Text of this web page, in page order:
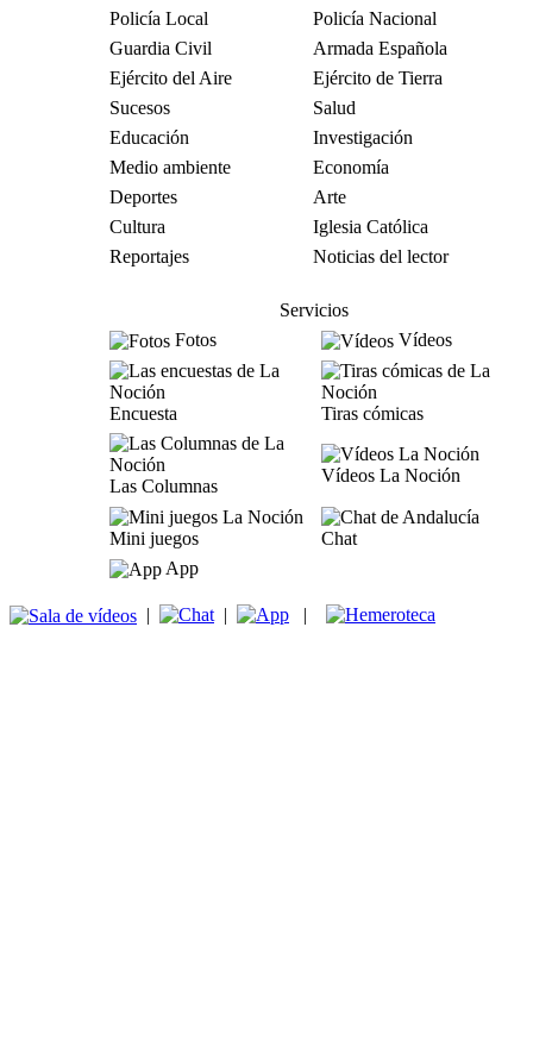
Policía Local
Policía Nacional
Guardia Civil
Armada Española
Ejército del Aire
Ejército de Tierra
Sucesos
Salud
Educación
Investigación
Medio ambiente
Economía
Deportes
Arte
Cultura
Iglesia Católica
Reportajes
Noticias del lector
Servicios
Fotos
Vídeos
Encuesta Tiras cómicas
Las Columnas
Vídeos La Noción
Mini juegos
Chat
App
| | |